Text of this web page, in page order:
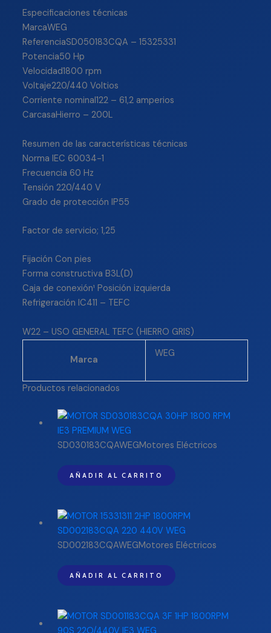
Especificaciones técnicas
MarcaWEG
ReferenciaSD050183CQA – 15325331
Potencia50 Hp
Velocidad1800 rpm
Voltaje220/440 Voltios
Corriente nominal122 – 61,2 amperios
CarcasaHierro – 200L
Resumen de las características técnicas
Norma IEC 60034-1
Frecuencia 60 Hz
Tensión 220/440 V
Grado de protección IP55
Factor de servicio; 1,25
Fijación Con pies
Forma constructiva B3L(D)
Caja de conexión¹ Posición izquierda
Refrigeración IC411 – TEFC
W22 – USO GENERAL TEFC (HIERRO GRIS)
Marca
WEG
Productos relacionados
SD030183CQAWEGMotores Eléctricos
AÑADIR AL CARRITO
SD002183CQAWEGMotores Eléctricos
AÑADIR AL CARRITO